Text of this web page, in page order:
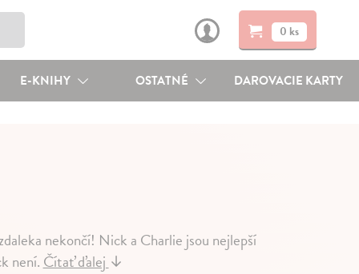
0 ks
E-KNIHY OSTATNÉ DAROVACIE KARTY
nekončí! Nick a Charlie jsou nejlepší
není.Čítať ďalej↓